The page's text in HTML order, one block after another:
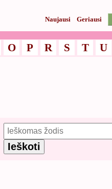
Naujausi Geriausi
O P R S T U